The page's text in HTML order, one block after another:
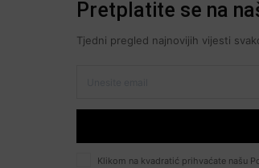
Pretplatite se na
Tjedni pregled najnovijih vijesti
Klikom na kvadratić prihvaćate našu